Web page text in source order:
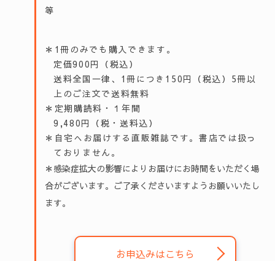
等
＊1冊のみでも購入できます。
定価900円（税込）
送料全国一律、1冊につき150円（税込）5冊以
上のご注文で送料無料
＊定期購読料・１年間
9,480円（税・送料込）
＊自宅へお届けする直販雑誌です。書店では扱っ
ておりません。
＊感染症拡大の影響によりお届けにお時間をいただく場
合がございます。ご了承くださいますようお願いいたし
ます。
お申込みはこちら